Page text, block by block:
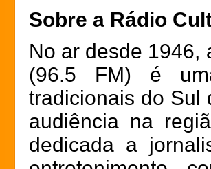
Sobre a Rádio
No ar desde 1946,
(96.5 FM) é
tradicionais do Sul
audiência na
dedicada a